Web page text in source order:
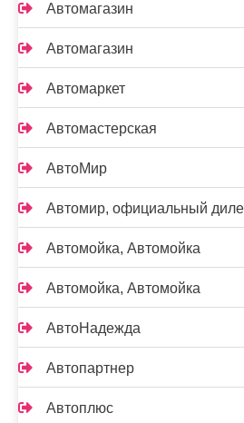
Автомагазин
Автомагазин
Автомаркет
Автомастерская
АвтоМир
Автомир, официальный
Автомойка, Автомойка
Автомойка, Автомойка
АвтоНадежда
Автопартнер
Автоплюс